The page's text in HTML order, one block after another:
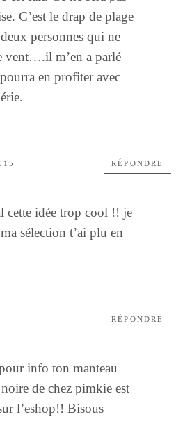
C’est le drap de plage
personnes qui ne
vent….il m’en a parlé
en profiter avec
cette idée trop cool !! je
sélection t’ai plu en
RÉPONDRE
info ton manteau
de chez pimkie est
l’eshop!! Bisous
RÉPONDRE